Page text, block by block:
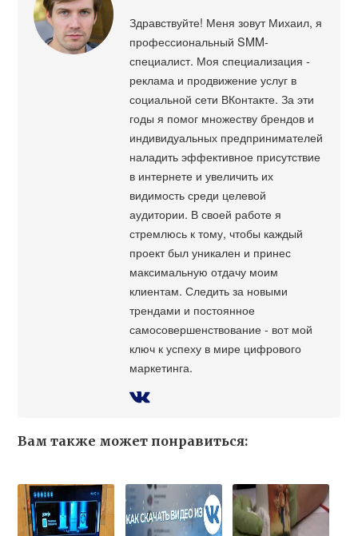
Здравствуйте! Меня зовут Михаил, я
профессиональный SMM-
специалист. Моя специализация -
реклама и продвижение услуг в
социальной сети ВКонтакте. За эти
годы я помог множеству брендов и
индивидуальных предпринимателей
наладить эффективное присутствие
в интернете и увеличить их
видимость среди целевой
аудитории. В своей работе я
стремлюсь к тому, чтобы каждый
проект был уникален и принес
максимальную отдачу моим
клиентам. Следить за новыми
трендами и постоянное
самосовершенствование - вот мой
ключ к успеху в мире цифрового
маркетинга.
Вам также может понравиться: